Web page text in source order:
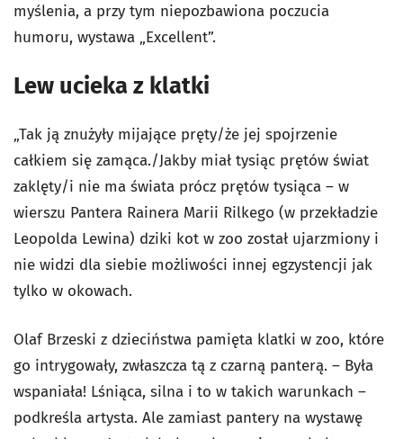
myślenia, a przy tym niepozbawiona poczucia
humoru, wystawa „Excellent”.
Lew ucieka z klatki
„Tak ją znużyły mijające pręty/że jej spojrzenie
całkiem się zamąca./Jakby miał tysiąc prętów świat
zaklęty/i nie ma świata prócz prętów tysiąca – w
wierszu Pantera Rainera Marii Rilkego (w przekładzie
Leopolda Lewina) dziki kot w zoo został ujarzmiony i
nie widzi dla siebie możliwości innej egzystencji jak
tylko w okowach.
Olaf Brzeski z dzieciństwa pamięta klatki w zoo, które
go intrygowały, zwłaszcza tą z czarną panterą. – Była
wspaniała! Lśniąca, silna i to w takich warunkach –
podkreśla artysta. Ale zamiast pantery na wystawę